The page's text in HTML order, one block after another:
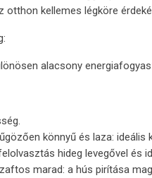
otthon kellemes légköre
alacsony
könnyű és laza:
hideg levegővel és
marad: a hús pirítása